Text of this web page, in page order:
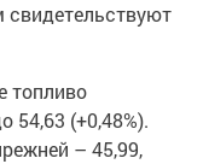
свидетельствуют
топливо
54,63 (+0,48%).
– 45,99,